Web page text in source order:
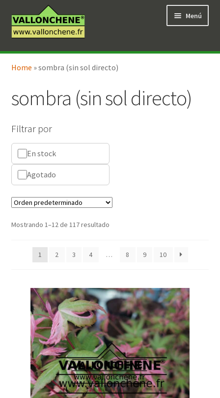
a
la
al
contenido
Menú
Tienda en línea
Home »sombra (sin sol directo)
sombra (sin sol directo)
Filtrar por
En stock
Agotado
Mostrando 1–12 de 117 resultado
1 2 3 4 … 8 9 10